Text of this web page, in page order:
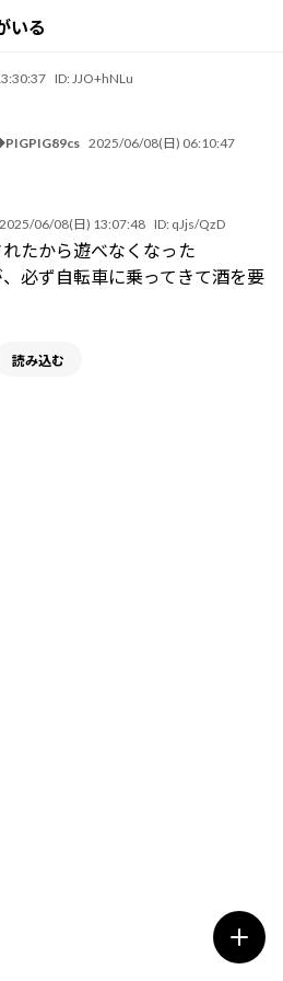
いる
ID:JJO+hNLu
2025/06/08(日) 06:10:47
2025/06/08(日) 13:07:48 ID: qJjs/QzD
たから遊べなくなった
必ず自転車に乗ってきて酒を要
読み込む